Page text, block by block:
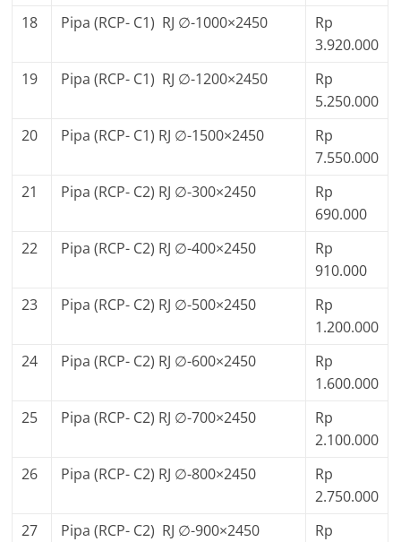
18
Pipa (RCP- C1) RJ ∅-1000×2450
Rp
3.920.000
19
Pipa (RCP- C1) RJ ∅-1200×2450
Rp
5.250.000
20
Pipa (RCP- C1) RJ ∅-1500×2450
Rp
7.550.000
21
Pipa (RCP- C2) RJ ∅-300×2450
Rp
690.000
22
Pipa (RCP- C2) RJ ∅-400×2450
Rp
910.000
23
Pipa (RCP- C2) RJ ∅-500×2450
Rp
1.200.000
24
Pipa (RCP- C2) RJ ∅-600×2450
Rp
1.600.000
25
Pipa (RCP- C2) RJ ∅-700×2450
Rp
2.100.000
26
Pipa (RCP- C2) RJ ∅-800×2450
Rp
2.750.000
27
Pipa (RCP- C2) RJ ∅-900×2450
Rp